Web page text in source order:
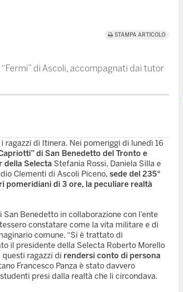
STAMPA ARTICOLO
di Ascoli, accompagnati dai tutor
ragazzi di Itinera. Nei pomeriggi di lunedì 16
di San Benedetto del Tronto e
della Selecta Stefania Rossi, Daniela Silla e
Clementi di Ascoli Piceno, sede del 235°
pomeridiani di 3 ore, la peculiare realtà
Benedetto in collaborazione con l’ente
constatare come la vita militare e di
comune. “Si è trattato di
il presidente della Selecta Roberto Morello
questi ragazzi di rendersi conto di persona
Francesco Panza è stato davvero
presi dalla realtà che li circondava.